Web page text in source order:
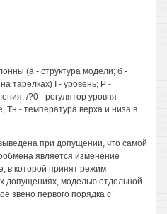
(а - структура модели; б -
тарелках) I - уровень; Р -
/?0 - регулятор уровня
Тн - температура верха и низа в
при допущении, что самой
является изменение
в которой принят режим
допущениях, моделью отдельной
звено первого порядка с